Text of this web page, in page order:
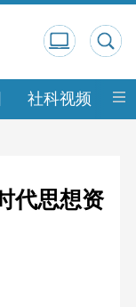
社科视频 中
代思想资